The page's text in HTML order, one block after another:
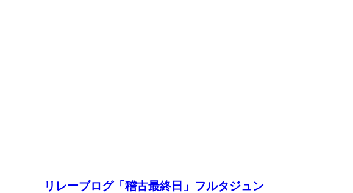
リレーブログ「稽古最終日」フルタジュン